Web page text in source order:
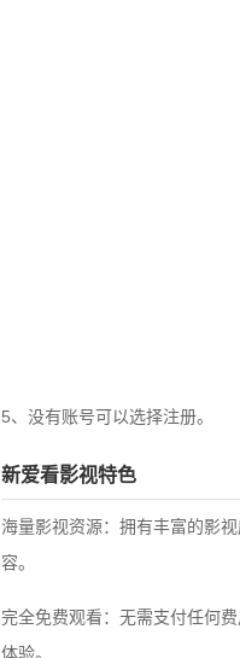
5、没有账号可以选择注册。
新爱看影视特色
海量影视资源：拥有丰富的影
容。
完全免费观看：无需支付任何
体验。